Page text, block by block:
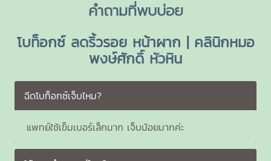
คำถามที่พบบ่อย
โบท็อกซ์ ลดริ้วรอย หน้าผาก | คลินิกหมอ
พงษ์ศักดิ์ หัวหิน
ฉีดโบท็อกซ์เจ็บไหม?
แพทย์ใช้เข็มเบอร์เล็กมาก เจ็บน้อยมากค่ะ